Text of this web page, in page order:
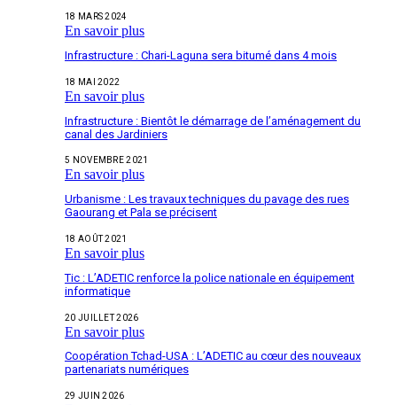
18 MARS 2024
En savoir plus
Infrastructure : Chari-Laguna sera bitumé dans 4 mois
18 MAI 2022
En savoir plus
Infrastructure : Bientôt le démarrage de l’aménagement du
canal des Jardiniers
5 NOVEMBRE 2021
En savoir plus
Urbanisme : Les travaux techniques du pavage des rues
Gaourang et Pala se précisent
18 AOÛT 2021
En savoir plus
Tic : L’ADETIC renforce la police nationale en équipement
informatique
20 JUILLET 2026
En savoir plus
Coopération Tchad-USA : L’ADETIC au cœur des nouveaux
partenariats numériques
29 JUIN 2026